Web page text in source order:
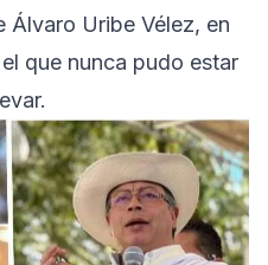
Álvaro Uribe Vélez, en
que nunca pudo estar